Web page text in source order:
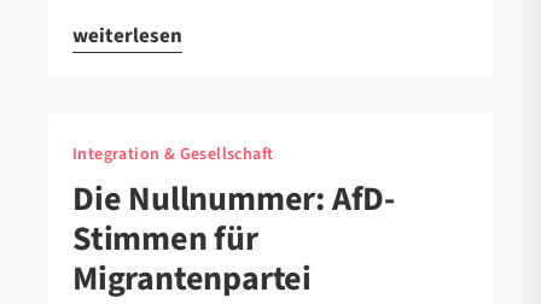
weiterlesen
Integration & Gesellschaft
Die Nullnummer: AfD-
Stimmen für
Migrantenpartei